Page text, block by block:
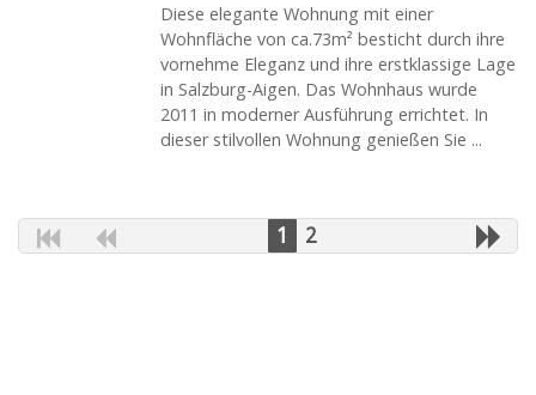
Diese elegante Wohnung mit einer
Wohnfläche von ca.73m² besticht durch ihre
vornehme Eleganz und ihre erstklassige Lage
in Salzburg-Aigen. Das Wohnhaus wurde
2011 in moderner Ausführung errichtet. In
dieser stilvollen Wohnung genießen Sie ...
1 2